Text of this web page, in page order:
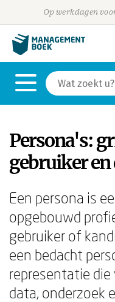
Op werkdagen
Persona's:
gebruiker en
Een persona is
opgebouwd
gebruiker of
een bedacht
representatie
data, onderzoek